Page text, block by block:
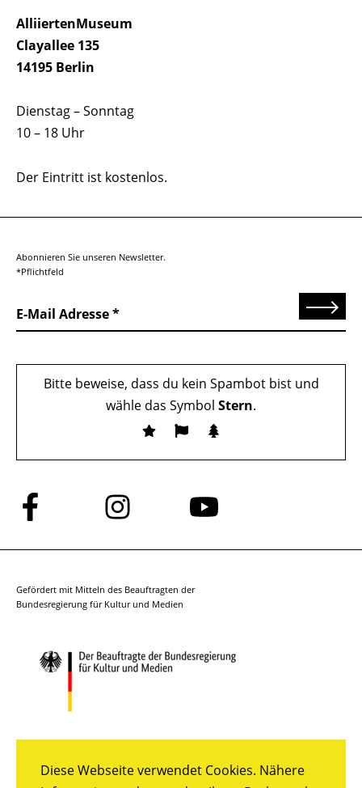
Diese Webseite verwendet Cookies. Nähere
AlliiertenMuseum
Clayallee 135
14195 Berlin
Dienstag – Sonntag
10 – 18 Uhr
Der Eintritt ist kostenlos.
Abonnieren Sie unseren Newsletter.
*Pflichtfeld
E-Mail Adresse Senden
Bitte beweise, dass du kein Spambot bist und
wähle das Symbol Stern.
Folge
uns
auf
Folge
uns
auf
Folge
auf
Gefördert mit Mitteln des Beauftragten der
Bundesregierung für Kultur und Medien